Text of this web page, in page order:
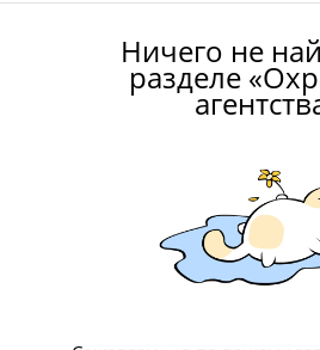
Ничего не
разделе